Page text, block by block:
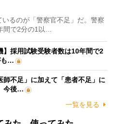
るのが「警察官不足」だ。警察
間で2分の1以…
】採用試験受験者数は10年間で2
も…
師不足」に加えて「患者不足」に
今後…
一覧を見る